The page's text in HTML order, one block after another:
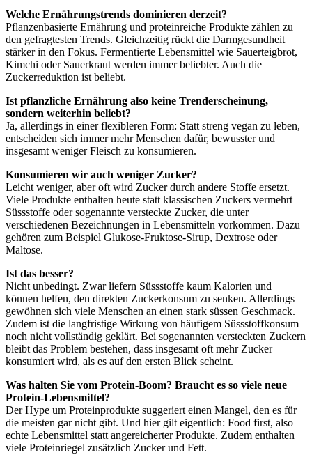
Welche Ernährungstrends dominieren derzeit?
Pflanzenbasierte Ernährung und proteinreiche Produkte zählen zu
den gefragtesten Trends. Gleichzeitig rückt die Darmgesundheit
stärker in den Fokus. Fermentierte Lebensmittel wie Sauerteigbrot,
Kimchi oder Sauerkraut werden immer beliebter. Auch die
Zuckerreduktion ist beliebt.
Ist pflanzliche Ernährung also keine Trenderscheinung,
sondern weiterhin beliebt?
Ja, allerdings in einer flexibleren Form: Statt streng vegan zu leben,
entscheiden sich immer mehr Menschen dafür, bewusster und
insgesamt weniger Fleisch zu konsumieren.
Konsumieren wir auch weniger Zucker?
Leicht weniger, aber oft wird Zucker durch andere Stoffe ersetzt.
Viele Produkte enthalten heute statt klassischen Zuckers vermehrt
Süssstoffe oder sogenannte versteckte Zucker, die unter
verschiedenen Bezeichnungen in Lebensmitteln vorkommen. Dazu
gehören zum Beispiel Glukose-Fruktose-Sirup, Dextrose oder
Maltose.
Ist das besser?
Nicht unbedingt. Zwar liefern Süssstoffe kaum Kalorien und
können helfen, den direkten Zuckerkonsum zu senken. Allerdings
gewöhnen sich viele Menschen an einen stark süssen Geschmack.
Zudem ist die langfristige Wirkung von häufigem Süssstoffkonsum
noch nicht vollständig geklärt. Bei sogenannten versteckten Zuckern
bleibt das Problem bestehen, dass insgesamt oft mehr Zucker
konsumiert wird, als es auf den ersten Blick scheint.
Was halten Sie vom Protein-Boom? Braucht es so viele neue
Protein-Lebensmittel?
Der Hype um Proteinprodukte suggeriert einen Mangel, den es für
die meisten gar nicht gibt. Und hier gilt eigentlich: Food first, also
echte Lebensmittel statt angereicherter Produkte. Zudem enthalten
viele Proteinriegel zusätzlich Zucker und Fett.